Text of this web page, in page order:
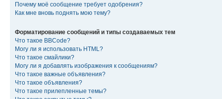
Почему моё сообщение требует одобрения?
Как мне вновь поднять мою тему?
Форматирование сообщений и типы создаваемых тем
Что такое BBCode?
Могу ли я использовать HTML?
Что такое смайлики?
Могу ли я добавлять изображения к сообщениям?
Что такое важные объявления?
Что такое объявления?
Что такое прилепленные темы?